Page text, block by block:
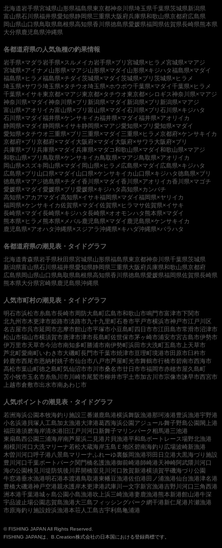
北海道岩手県宮城県山形県福島県東京都神奈川県埼玉県千葉県茨城県新潟県
富山県石川県福井県愛知県静岡県三重県大阪府兵庫県和歌山県京都府広島県
岡山県山口県鳥取県島根県高知県香川県徳島県愛媛県福岡県佐賀県長崎県熊本県
大分県鹿児島県沖縄県
各都道府県の人気魚種の釣果情報
岩手県×マダラ岩手県×スルメイカ岩手県×ブリ 宮城県×ヒラメ宮城県×マアジ
宮城県×アイナメ 山形県×マアジ山形県×マダイ 山形県×キジハタ福島県×マダイ
福島県×ヒラメ福島県×チダイ茨城県×マダイ茨城県×ブリ 茨城県×ヒラメ
埼玉県×サワラ埼玉県×タチウオ埼玉県×ホウボウ千葉県×マダイ千葉県×ヒラメ
千葉県×イサキ東京都×マアジ東京都×タチウオ東京都×シロギス神奈川県×マアジ
神奈川県×マダイ神奈川県×ブリ 新潟県×マダイ 新潟県×ブリ 新潟県×マアジ
富山県×アオリイカ富山県×ブリ 富山県×マダイ石川県×ブリ 石川県×キジハタ
石川県×マダイ福井県×ケンサキイカ福井県×マダイ福井県×アオリイカ
静岡県×マダイ 静岡県×イサキ静岡県×マアジ愛知県×ブリ 愛知県×マダイ
愛知県×タチウオ三重県×ブリ 三重県×マダイ 三重県×ヒラメ京都府×ケンサキイカ
京都府×ブリ 京都府×マダイ 大阪府×マダイ 大阪府×サワラ 大阪府×ブリ
兵庫県×ブリ 兵庫県×マダイ兵庫県×マダコ和歌山県×マダイ和歌山県×マアジ
和歌山県×ブリ 鳥取県×ケンサキイカ鳥取県×マアジ鳥取県×アオリイカ
岡山県×スズキ 岡山県×マダイ 岡山県×ヒラメ 広島県×マダイ 広島県×キジハタ
広島県×ブリ 山口県×マダイ 山口県×ケンサキイカ 山口県×キジハタ徳島県×ブリ
徳島県×マアジ徳島県×チダイ香川県×マダイ香川県×アオリイカ香川県×マゴチ
愛媛県×マダイ愛媛県×ブリ 愛媛県×キジハタ高知県×カンパチ
高知県×アカアマダイ高知県×イサキ福岡県×マダイ福岡県×ヤリイカ
福岡県×ケンサキイカ佐賀県×マダイ佐賀県×ヒラマサ佐賀県×イサキ
長崎県×マダイ長崎県×キジハタ長崎県×オオモンハタ 熊本県×マダイ
熊本県×ヒラメ 熊本県×メバル鹿児島県×マダイ 鹿児島県×ケンサキイカ
鹿児島県×アオハタ沖縄県×スジアラ沖縄県×キハダ沖縄県×バラハタ
各都道府県の潮見表・タイドグラフ
北海道青森県岩手県秋田県宮城県山形県福島県東京都神奈川県千葉県茨城県
新潟県富山県石川県福井県愛知県静岡県三重県大阪府兵庫県和歌山県京都府
広島県岡山県山口県鳥取県島根県高知県香川県徳島県愛媛県福岡県佐賀県長崎県
熊本県大分県宮崎県鹿児島県沖縄県
人気市町村の潮見表・タイドグラフ
明石市浜松市糸島市長崎市周防大島町広島市和歌山市鳴門市富津市下関市
北九州市木更津市姫路市淡路市九十九里町石巻市平戸市横浜市神戸市江戸川区
名古屋市呉市延岡市志摩市館山市平塚市小豆島町四日市市江田島市常滑市沼津市
松山市福山市横須賀市唐津市津市長島町佐世保市茅ヶ崎市浦安市宮古島市伊勢市
伊万里市天草市今治市南知多町勝浦市南伊勢町浜田市大洗町五島市 上天草市
芦北町愛南町いわき市大磯町長門市千葉市焼津市亘理町境港市田原市臼杵市
鈴鹿市西尾市恩納村銚子市仙台市八戸市芦屋町光市舞鶴市行橋市碧南市西海市
高松市葉山町徳之島町気仙沼市市川市桑名市廿日市市福岡市赤穂市屋久島町
苫小牧市玉名市糸魚川市川崎市尾鷲市柳井市宇土市加古川市宗像市諫早市西宮市
上越市倉敷市出水市南あわじ市
人気ポイントの潮見表・タイドグラフ
若洲海浜公園本牧海釣り施設三番瀬鹿島港横浜舞阪漁港那珂湊港豊浜漁港宇野港
小名浜港 貝塚人工島加太漁港大津港葛西海浜公園 アジュール舞子野島公園 閖上港
福田港須磨海岸清水港 旧江戸川河口 新舞子マリンパーク相馬港三池港
東扇島西公園 三浦海岸南芦屋浜二見港 片貝漁港平和島ボートレース場野北漁港
相模川河口 大洗マリーナ若松大蔵海岸玉島Ｅ地区碧南海釣り広場波崎新漁港
木曽川河口呼子港八景島マリーナふれーゆ裏飯岡漁港羽田 日立港大黒海づり施設
豊川河口千葉ポートパーク 関門橋名護漁港御前崎港師崎港天神崎 阿武隈川河口
海の公園検見川堤防筑後川昇開橋室見川河口敦賀新港横須賀平磯海づり公園
牛窓港垂水漁港明石港本渡港鳥取港東幡豆漁港佐伯港 田ノ浦漁港仙台漁港津名港
豊橋大磯港神戸空港親水護岸木更津港武庫川一文字新宮漁港吉野川河口 三角西港
洲本港千葉港城ヶ島公園小島漁港吹上浜三崎漁港妻鹿漁港熊本新港館山港牛深
宇品波止場公園志賀島漁港大三島フィッシングパーク網干港新仁尾港 片瀬漁港
市原海釣り施設姪浜漁港本荘人工島古宇利島亀浦港
© FISHING JAPAN All Rights Reserved.
FISHING JAPANは、B.Creation株式会社の日本国における登録商標です。